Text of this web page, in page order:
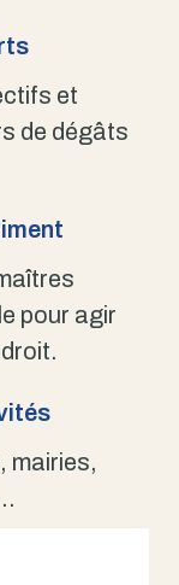
et
de dégâts
pour agir
mairies,